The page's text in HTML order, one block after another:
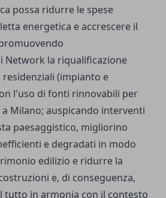
possa ridurre le spese
energetica e accrescere il
Network la riqualificazione
(impianto e
l'uso di fonti rinnovabili per
Milano; auspicando interventi
paesaggistico, migliorino
e degradati in modo
edilizio e ridurre la
e, di conseguenza,
tutto in armonia con il contesto